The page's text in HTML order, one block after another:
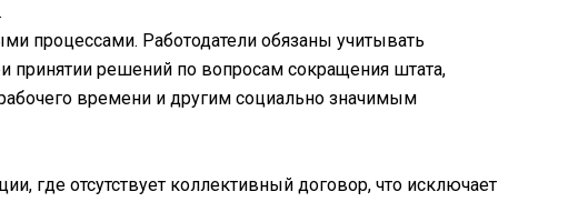
процессами. Работодатели обязаны учитывать
принятии решений по вопросам сокращения штата,
времени и другим социально значимым
где отсутствует коллективный договор, что исключает